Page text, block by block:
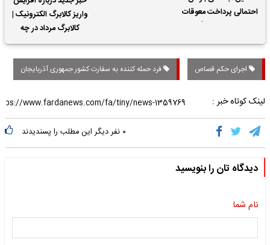
احتمالی پرداخت معوقات
واریز کالابرگ الکترونیک |
کالابرگ مرداد در چه
تاریخی واریز خواهد شد؟
اجرای حکم قصاص فرد حمله کننده به سفارت کشور جمهوری آذربایجان
لینک کوتاه خبر :
۰ نفر دیگر این مطلب را پسندیدند
دیدگاه تان را بنویسید
نام شما